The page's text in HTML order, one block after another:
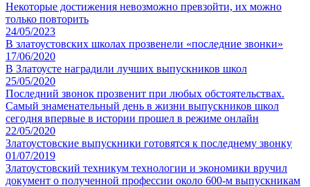
Некоторые достижения невозможно превзойти, их можно
только повторить
24/05/2023
В златоустовских школах прозвенели «последние звонки»
17/06/2020
В Златоусте наградили лучших выпускников школ
25/05/2020
Последний звонок прозвенит при любых обстоятельствах.
Самый знаменательный день в жизни выпускников школ
сегодня впервые в истории прошел в режиме онлайн
22/05/2020
Златоустовские выпускники готовятся к последнему звонку
01/07/2019
Златоустовский техникум технологии и экономики вручил
документ о полученной профессии около 600-м выпускникам